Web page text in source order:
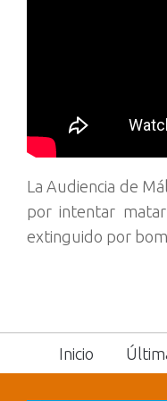
La Audiencia de
por intentar
extinguido por
Inicio